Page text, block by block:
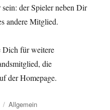
der Spieler neben Dir
andere Mitglied.
Dich für weitere
die
der Homepage.
Kategorien
Allgemein